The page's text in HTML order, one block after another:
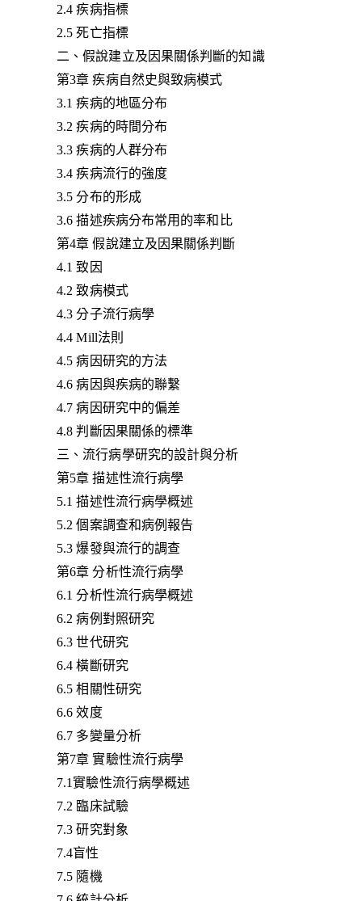
2.4 疾病指標
2.5 死亡指標
二、假說建立及因果關係判斷的知識
第3章 疾病自然史與致病模式
3.1 疾病的地區分布
3.2 疾病的時間分布
3.3 疾病的人群分布
3.4 疾病流行的強度
3.5 分布的形成
3.6 描述疾病分布常用的率和比
第4章 假說建立及因果關係判斷
4.1 致因
4.2 致病模式
4.3 分子流行病學
4.4 Mill法則
4.5 病因研究的方法
4.6 病因與疾病的聯繫
4.7 病因研究中的偏差
4.8 判斷因果關係的標準
三、流行病學研究的設計與分析
第5章 描述性流行病學
5.1 描述性流行病學概述
5.2 個案調查和病例報告
5.3 爆發與流行的調查
第6章 分析性流行病學
6.1 分析性流行病學概述
6.2 病例對照研究
6.3 世代研究
6.4 橫斷研究
6.5 相關性研究
6.6 效度
6.7 多變量分析
第7章 實驗性流行病學
7.1實驗性流行病學概述
7.2 臨床試驗
7.3 研究對象
7.4盲性
7.5 隨機